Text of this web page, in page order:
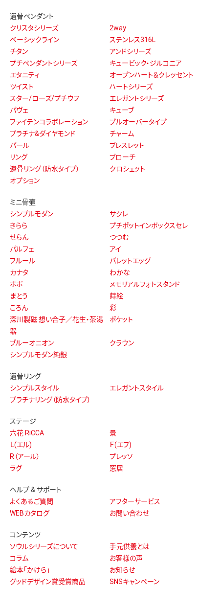
遺骨ペンダント
クリスタシリーズ
2way
ベーシックライン
ステンレス316L
チタン
アンドシリーズ
プチペンダントシリーズ
キュービック・ジルコニア
エタニティ
オープンハート＆クレッセント
ツイスト
ハートシリーズ
スター/ローズ/プチウフ
エレガントシリーズ
パヴェ
キューブ
ファイテンコラボレーション
プルオーバータイプ
プラチナ&ダイヤモンド
チャーム
パール
ブレスレット
リング
ブローチ
遺骨リング（防水タイプ）
クロシェット
オプション
ミニ骨壷
シンプルモダン
サクレ
きらら
プチポットインボックスセレ
せらん
つつむ
パルフェ
アイ
フルール
パレットエッグ
カナタ
わかな
ポポ
メモリアルフォトスタンド
まとう
蒔絵
ころん
彩
深川製磁 想い合子／花生・茶湯
器
ポケット
ブルーオニオン
クラウン
シンプルモダン純銀
遺骨リング
シンプルスタイル
エレガントスタイル
プラチナリング（防水タイプ）
ステージ
六花 RiCCA
景
Ｌ(エル)
Ｆ(エフ)
R（アール）
プレッソ
ラグ
窓居
ヘルプ & サポート
よくあるご質問
アフターサービス
WEBカタログ
お問い合わせ
コンテンツ
ソウルシリーズについて
手元供養とは
コラム
お客様の声
絵本「かけら」
お知らせ
グッドデザイン賞受賞商品
SNSキャンペーン